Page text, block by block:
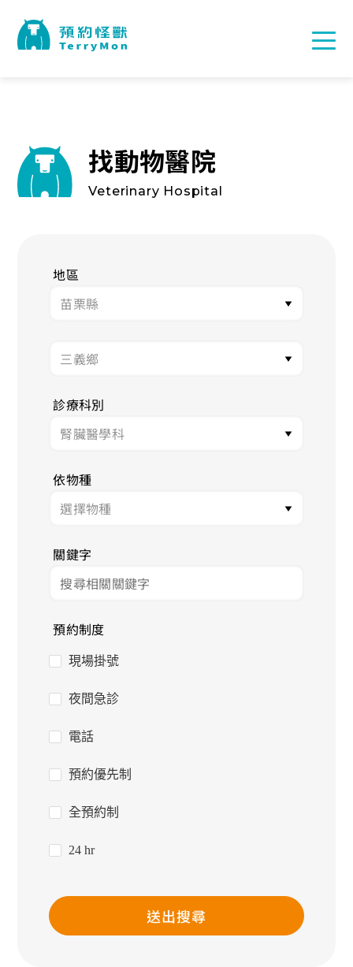
找動物醫院
Veterinary Hospital
地區
診療科別
依物種
關鍵字
預約制度
現場掛號
夜間急診
電話
預約優先制
全預約制
24 hr
送出搜尋